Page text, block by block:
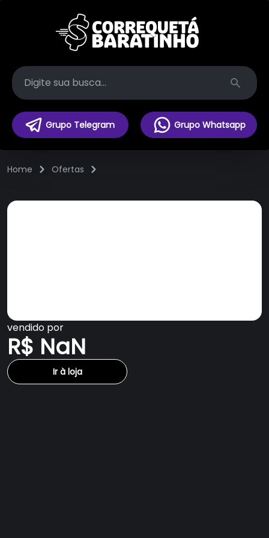
Search
Grupo Telegram Grupo Whatsapp
Home Ofertas
vendido por
R$ NaN
Ir à loja